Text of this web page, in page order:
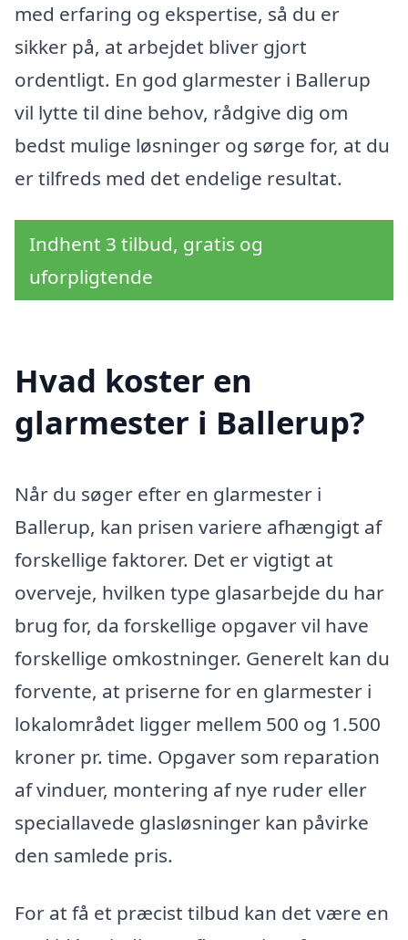
med erfaring og ekspertise, så du er
sikker på, at arbejdet bliver gjort
ordentligt. En god glarmester i Ballerup
vil lytte til dine behov, rådgive dig om
bedst mulige løsninger og sørge for, at du
er tilfreds med det endelige resultat.
Indhent 3 tilbud, gratis og
uforpligtende
Hvad koster en
glarmester i Ballerup?
Når du søger efter en glarmester i
Ballerup, kan prisen variere afhængigt af
forskellige faktorer. Det er vigtigt at
overveje, hvilken type glasarbejde du har
brug for, da forskellige opgaver vil have
forskellige omkostninger. Generelt kan du
forvente, at priserne for en glarmester i
lokalområdet ligger mellem 500 og 1.500
kroner pr. time. Opgaver som reparation
af vinduer, montering af nye ruder eller
speciallavede glasløsninger kan påvirke
den samlede pris.
For at få et præcist tilbud kan det være en